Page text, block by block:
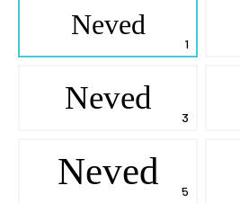
Neved
Neved
Neved